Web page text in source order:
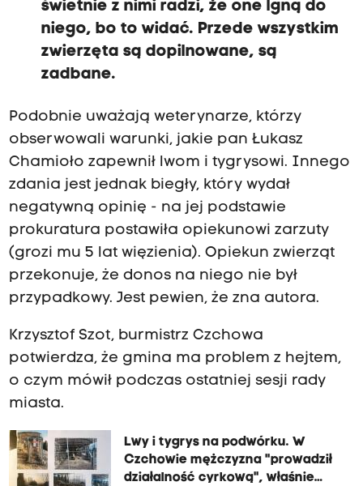
świetnie z nimi radzi, że one lgną do
niego, bo to widać. Przede wszystkim
zwierzęta są dopilnowane, są
zadbane.
Podobnie uważają weterynarze, którzy
obserwowali warunki, jakie pan Łukasz
Chamioło zapewnił lwom i tygrysowi. Innego
zdania jest jednak biegły, który wydał
negatywną opinię - na jej podstawie
prokuratura postawiła opiekunowi zarzuty
(grozi mu 5 lat więzienia). Opiekun zwierząt
przekonuje, że donos na niego nie był
przypadkowy. Jest pewien, że zna autora.
Krzysztof Szot, burmistrz Czchowa
potwierdza, że gmina ma problem z hejtem,
o czym mówił podczas ostatniej sesji rady
miasta.
Lwy i tygrys na podwórku. W
Czchowie mężczyzna "prowadził
działalność cyrkową", właśnie